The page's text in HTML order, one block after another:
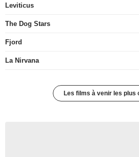
Leviticus
The Dog Stars
Fjord
La Nirvana
Les films à venir les plus